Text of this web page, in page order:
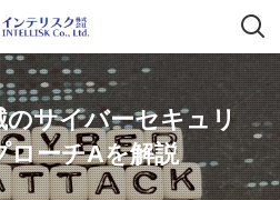
のサイバーセキュリ
ローチAを解説